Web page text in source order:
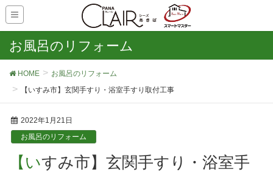
お風呂のリフォーム
HOME
お風呂のリフォーム
【いすみ市】玄関手すり・浴室手すり取付工事
2022年1月21日
お風呂のリフォーム
【いすみ市】玄関手すり・浴室手